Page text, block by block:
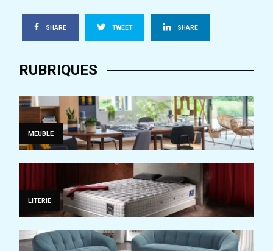
SHARE TWEET SHARE
RUBRIQUES
MEUBLE
LITERIE